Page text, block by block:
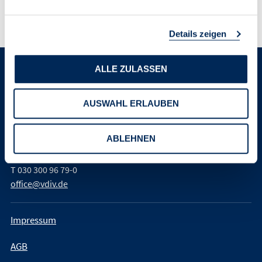
Details zeigen
ALLE ZULASSEN
AUSWAHL ERLAUBEN
ABLEHNEN
C.H.BECK. ISBN 978-3-406-77111-8
Verband der Immobilienverwalter
Deutschland e. V. (VDIV Deutschland)
Leipziger Platz 9
T030 300 96 79-0
office@vdiv.de
Impressum
AGB